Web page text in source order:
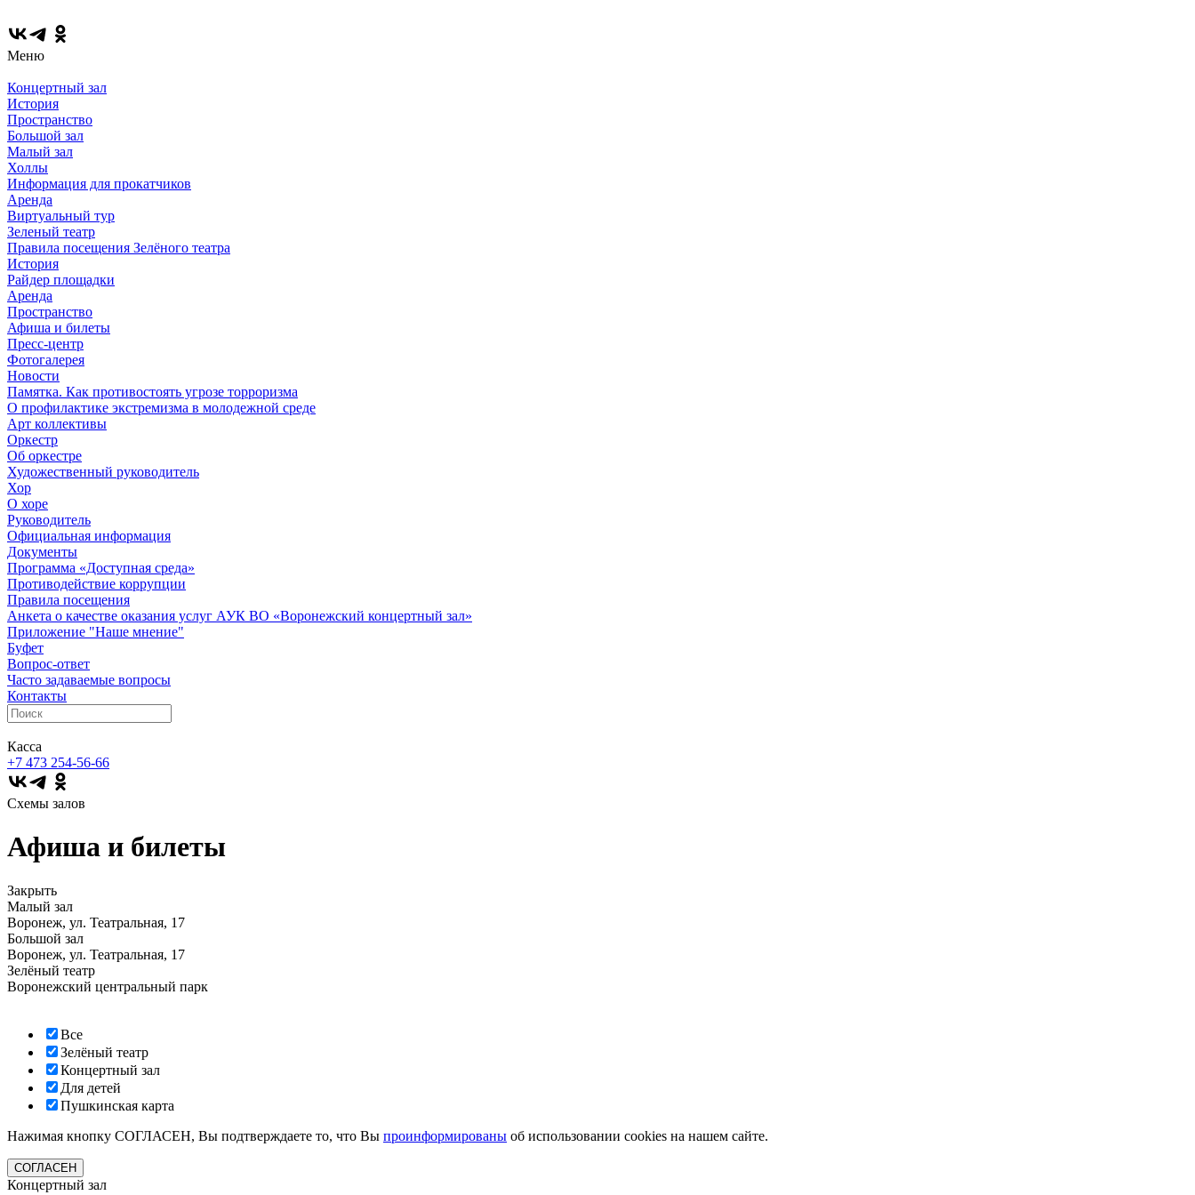
Меню
Концертный зал
История
Пространство
Большой зал
Малый зал
Холлы
Информация для прокатчиков
Аренда
Виртуальный тур
Зеленый театр
Правила посещения Зелёного театра
История
Райдер площадки
Аренда
Пространство
Афиша и билеты
Пресс-центр
Фотогалерея
Новости
Памятка. Как противостоять угрозе торроризма
О профилактике экстремизма в молодежной среде
Арт коллективы
Оркестр
Об оркестре
Художественный руководитель
Хор
О хоре
Руководитель
Официальная информация
Документы
Программа «Доступная среда»
Противодействие коррупции
Правила посещения
Анкета о качестве оказания услуг АУК ВО «Воронежский концертный зал»
Приложение "Наше мнение"
Буфет
Вопрос-ответ
Часто задаваемые вопросы
Контакты
Касса
+7 473 254-56-66
Схемы залов
Афиша и билеты
Закрыть
Малый зал
Воронеж, ул. Театральная, 17
Большой зал
Воронеж, ул. Театральная, 17
Зелёный театр
Воронежский центральный парк
Все
Зелёный театр
Концертный зал
Для детей
Пушкинская карта
Нажимая кнопку СОГЛАСЕН, Вы подтверждаете то, что Вы проинформированы об использовании cookies на нашем сайте.
СОГЛАСЕН
Концертный зал